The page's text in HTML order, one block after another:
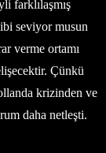
farklılaşmış
seviyor musun
verme ortamı
Çünkü
krizinden ve
daha netleşti.